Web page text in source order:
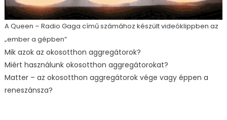
A Queen – Radio Gaga című számához készült videóklippben az
„ember a gépben”
Mik azok az okosotthon aggregátorok?
Miért használunk okosotthon aggregátorokat?
Matter – az okosotthon aggregátorok vége vagy éppen a
reneszánsza?